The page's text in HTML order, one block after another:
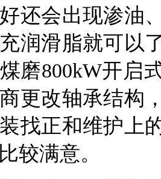
还会出现渗油
润滑脂就可以
磨800kW开启
更改轴承结构
找正和维护上
较满意。